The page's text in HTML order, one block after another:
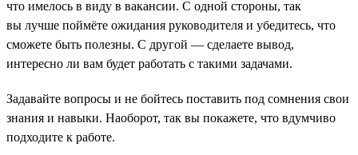
что имелось в виду в вакансии. С одной стороны, так
вы лучше поймёте ожидания руководителя и убедитесь, что
сможете быть полезны. С другой — сделаете вывод,
интересно ли вам будет работать с такими задачами.
Задавайте вопросы и не бойтесь поставить под сомнения свои
знания и навыки. Наоборот, так вы покажете, что вдумчиво
подходите к работе.